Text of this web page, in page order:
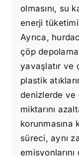
olmasını, su
enerji
Ayrıca,
çöp depolama
yavaşlatır ve
plastik
denizlerde ve
miktarını
korunmasına
süreci, aynı